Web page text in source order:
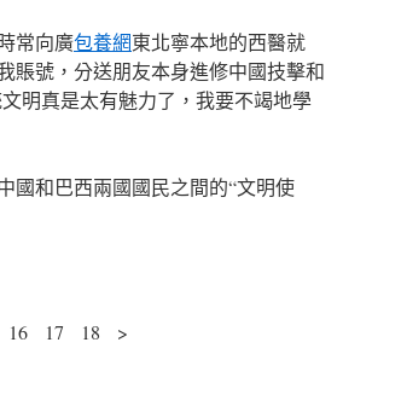
常向廣包養網東北寧本地的西醫就
賬號，分送朋友本身進修中國技擊和
明真是太有魅力了，我要不竭地學
國和巴西兩國國民之間的“文明使
17 18 >